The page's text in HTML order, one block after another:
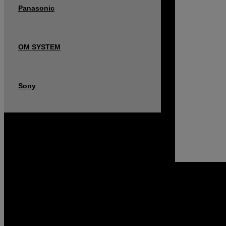
Panasonic
OM SYSTEM
Sony